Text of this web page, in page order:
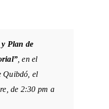
Plan de
, en el
Quibdó, el
de 2:30 pm a